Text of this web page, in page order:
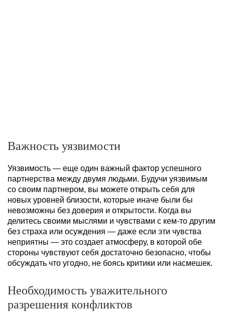
Важность уязвимости
Уязвимость — еще один важный фактор успешного
партнерства между двумя людьми. Будучи уязвимым
со своим партнером, вы можете открыть себя для
новых уровней близости, которые иначе были бы
невозможны без доверия и открытости. Когда вы
делитесь своими мыслями и чувствами с кем-то другим
без страха или осуждения — даже если эти чувства
неприятны — это создает атмосферу, в которой обе
стороны чувствуют себя достаточно безопасно, чтобы
обсуждать что угодно, не боясь критики или насмешек.
Необходимость уважительного
разрешения конфликтов